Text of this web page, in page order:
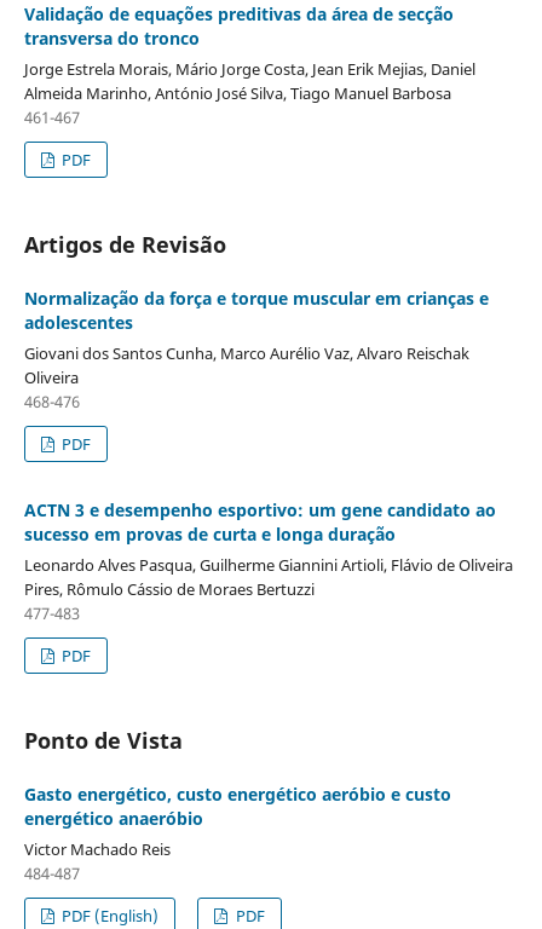
Validação de equações preditivas da área de secção
transversa do tronco
Jorge Estrela Morais, Mário Jorge Costa, Jean Erik Mejias, Daniel
Almeida Marinho, António José Silva, Tiago Manuel Barbosa
461-467
PDF
Artigos de Revisão
Normalização da força e torque muscular em crianças e
adolescentes
Giovani dos Santos Cunha, Marco Aurélio Vaz, Alvaro Reischak
Oliveira
468-476
PDF
ACTN 3 e desempenho esportivo: um gene candidato ao
sucesso em provas de curta e longa duração
Leonardo Alves Pasqua, Guilherme Giannini Artioli, Flávio de Oliveira
Pires, Rômulo Cássio de Moraes Bertuzzi
477-483
PDF
Ponto de Vista
Gasto energético, custo energético aeróbio e custo
energético anaeróbio
Victor Machado Reis
484-487
PDF (English)
PDF